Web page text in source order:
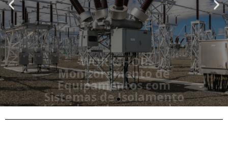
DATA: 20 e 21 de junho de
2023
LOCAL: Belo Horizonte
Inscreva-se